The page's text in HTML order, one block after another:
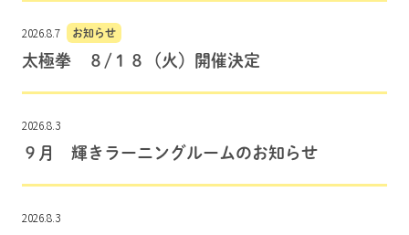
2026.8.7 お知らせ
太極拳 ８/１８（火）開催決定
2026.8.3
９月 輝きラーニングルームのお知らせ
2026.8.3